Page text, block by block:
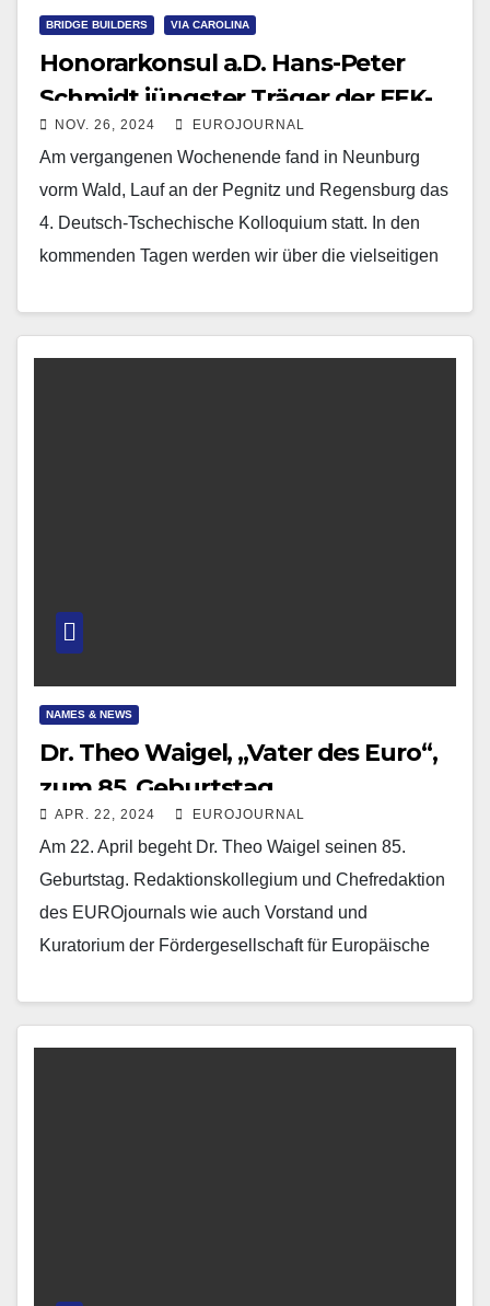
BRIDGE BUILDERS VIA CAROLINA
Honorarkonsul a.D. Hans-Peter
Schmidt jüngster Träger der FEK-
Europamedaille Kaiser Karl IV.
NOV. 26, 2024 EUROJOURNAL
Am vergangenen Wochenende fand in Neunburg
vorm Wald, Lauf an der Pegnitz und Regensburg das
4. Deutsch-Tschechische Kolloquium statt. In den
kommenden Tagen werden wir über die vielseitigen
NAMES & NEWS
Dr. Theo Waigel, „Vater des Euro“,
zum 85. Geburtstag
APR. 22, 2024 EUROJOURNAL
Am 22. April begeht Dr. Theo Waigel seinen 85.
Geburtstag. Redaktionskollegium und Chefredaktion
des EUROjournals wie auch Vorstand und
Kuratorium der Fördergesellschaft für Europäische